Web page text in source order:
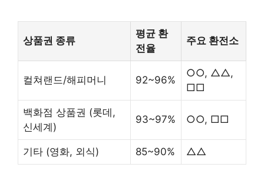
상품권 종류
평균 환
전율
주요 환전소
컬쳐랜드/해피머니 92~96%
○○, △△,
□□
백화점 상품권 (롯데,
신세계)
93~97% ○○, □□
기타 (영화, 외식) 85~90% △△